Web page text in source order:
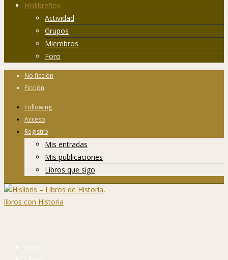
Hislibreños
Actividad
Grupos
Miembros
Foro
No ficción
Ficción
Following
Acceso
Registro
Mis entradas
Mis publicaciones
Libros que sigo
Inicio